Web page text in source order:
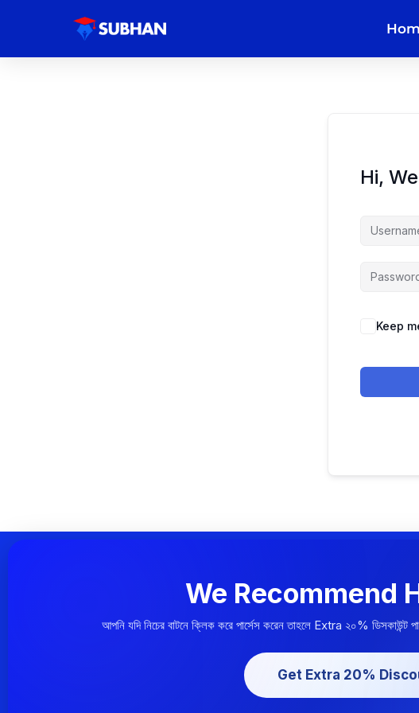
Hi,
Keep
We Recommend
আপনি যদি নিচের বাটনে ক্লিক করে পার্সেস করেন তাহলে Extra ২০% ডিসকাউন্ট
Get Extra 20%